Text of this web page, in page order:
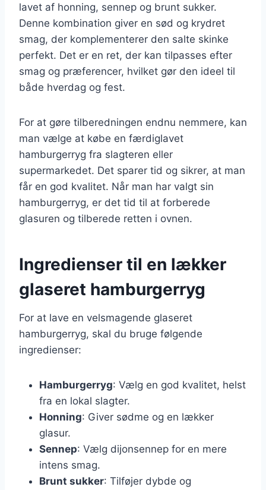
lavet af honning, sennep og brunt sukker.
Denne kombination giver en sød og krydret
smag, der komplementerer den salte skinke
perfekt. Det er en ret, der kan tilpasses efter
smag og præferencer, hvilket gør den ideel til
både hverdag og fest.
For at gøre tilberedningen endnu nemmere, kan
man vælge at købe en færdiglavet
hamburgerryg fra slagteren eller
supermarkedet. Det sparer tid og sikrer, at man
får en god kvalitet. Når man har valgt sin
hamburgerryg, er det tid til at forberede
glasuren og tilberede retten i ovnen.
Ingredienser til en lækker
glaseret hamburgerryg
For at lave en velsmagende glaseret
hamburgerryg, skal du bruge følgende
ingredienser:
Hamburgerryg: Vælg en god kvalitet, helst
fra en lokal slagter.
Honning: Giver sødme og en lækker
glasur.
Sennep: Vælg dijonsennep for en mere
intens smag.
Brunt sukker: Tilføjer dybde og